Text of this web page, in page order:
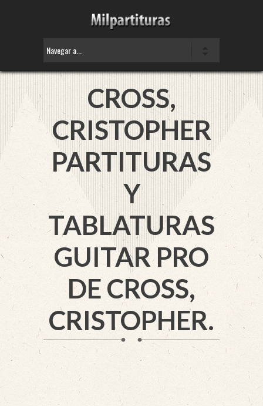
CROSS,
CRISTOPHER
PARTITURAS
Y
TABLATURAS
GUITAR PRO
DE CROSS,
CRISTOPHER.